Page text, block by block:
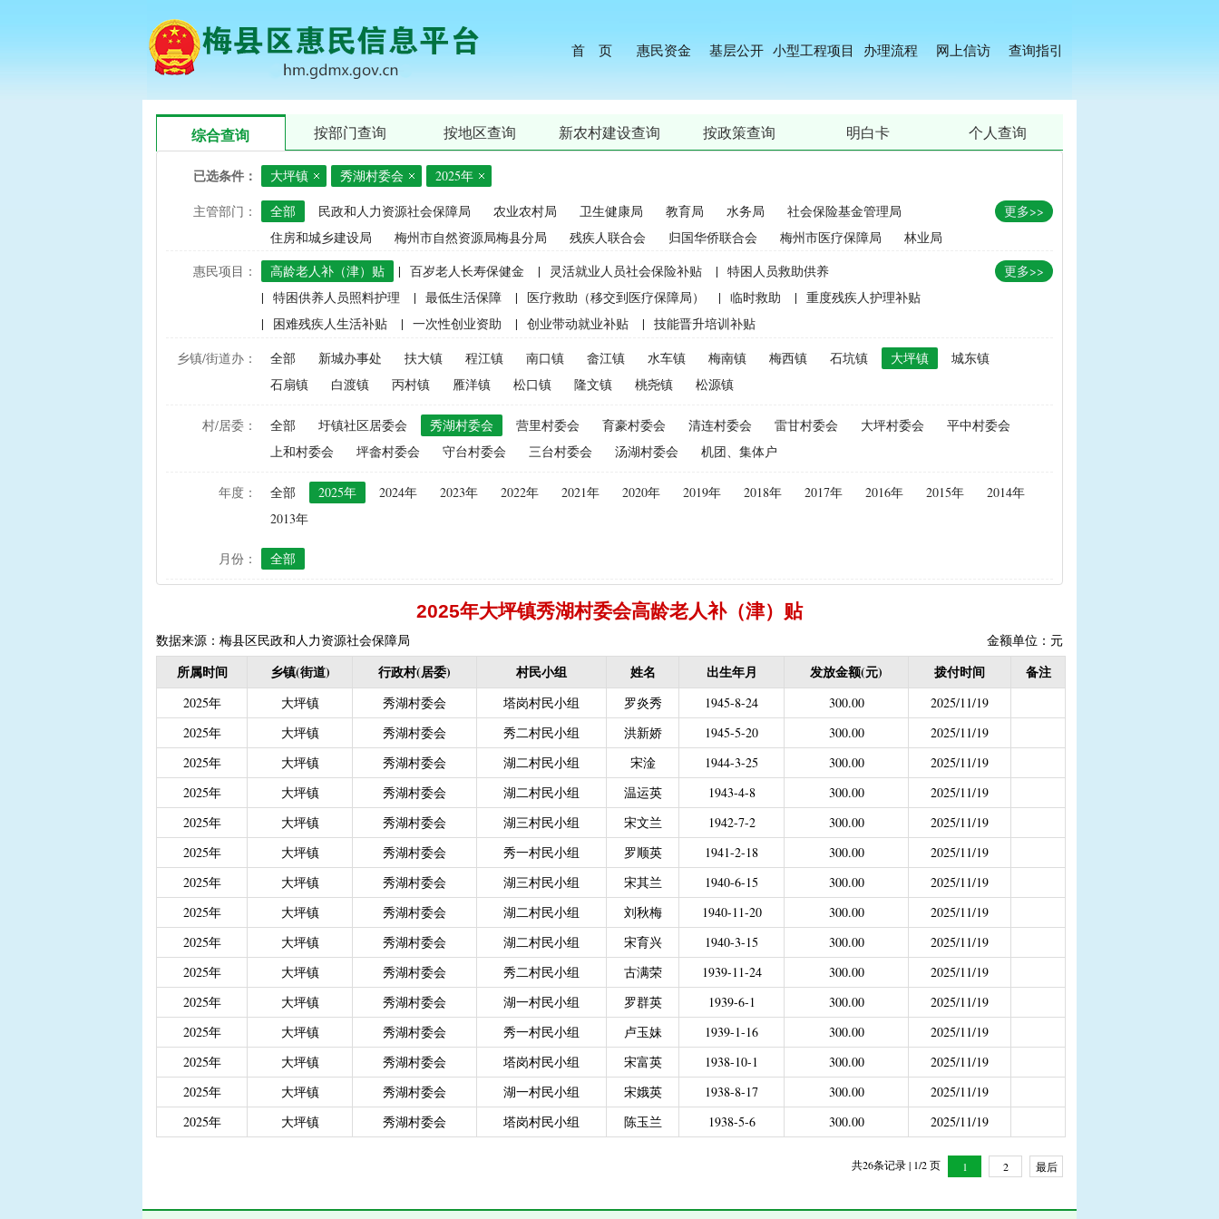
首 页 惠民资金 基层公开 小型工程项目 办理流程 网上信访 查询指引
综合查询 按部门查询 按地区查询 新农村建设查询 按政策查询 明白卡 个人查询
已选条件： 大坪镇 秀湖村委会 2025年
主管部门： 全部 民政和人力资源社会保障局 农业农村局 卫生健康局 教育局 水务局
社会保险基金管理局
住房和城乡建设局
梅州市自然资源局梅县分局 残疾人联合会 归国华侨联合会 梅州市医疗保障局 林业局
更多>>
惠民项目： 高龄老人补（津）贴 | 百岁老人长寿保健金 | 灵活就业人员社会保险补贴 | 特困人员救助供养
| 特困供养人员照料护理 | 最低生活保障 | 医疗救助（移交到医疗保障局） | 临时救助 | 重度残疾人护理补贴
|
困难残疾人生活补贴 | 一次性创业资助 | 创业带动就业补贴 | 技能晋升培训补贴
建档立卡家庭经济困难学生精准资助（2021年秋季学期起不再实施） | 中等职业学校国家助学金 | 畜牧品种改良经费
中央财政水稻、玉米、小麦良种补贴（2015年更改为“耕地地力保护补贴”） | 屠宰环节病害猪无害化处理补助
农资综合直补及种粮直补（2015年更改为“耕地地力保护补贴”） | 优质后备母奶牛饲养补贴 | 政策性能繁母猪保险费补贴
禁渔渔民生产生活补助 | 建档立卡贫困户 | 政策性家禽、生猪养殖保险保费补贴 | 农机购置补贴
“两不具备”贫困村庄搬迁（已结束）
省定贫困村创建社会主义新农村示范村建设项目计划表
计划生育手术并发症人员特别扶助
| 计划生育家庭特别扶助（2013年至2020年按季度公开） | 农村计划生育节育奖励（农村纯生二女结扎户奖励）
城镇独生子女父母计划生育奖励 | 农村计划生育节育奖励（农村纯生二女结扎户奖励（2013年至2020年按季度公开））
| 义务教育阶段家庭经济困难学生生活费补助
普通高中建档立卡和非建档立卡免学杂费补助
建档立卡学生免学费补助（2019至2021年，已结束）
| 高中残疾学生免学杂费补助（合并到“普通高中建档立卡和非建档立卡免学杂费补助”） | 中等职业学校学生免学费补助
| 学前教育资助 | 建档立卡学生生活费（2016年至2021年，已结束） | 大中型水库移民后期扶持资金
| 城乡居民保险养老金 | 农村危房改造 | 基本农田保护经济补偿 | 残疾人自主创业就业
重度残疾人护理补贴（2013年至2016年，已移至民政局）
重度残疾人医疗保险
南粤扶残助学工程（高等教育阶段残疾学生补贴） | 低保残疾人生活津贴（2013年至2016年，已移至民政局）
重度残疾人、精神和智力残疾人缴纳城乡居民基本养老保险费 | 广东省贫困归侨扶贫救助专项补助
城乡居民医保大病保险 | 城乡居民医保零星报销 |
困难群众医疗救助
城乡居民医保大病保险（2021年4月之前社保局公开的数据） | 城乡居民医保零星报销（2021年4月之前社保局公开的数据）
| 省级生态公益林效益补偿专项资金
更多>>
乡镇/街道办： 全部 新城办事处 扶大镇 程江镇 南口镇 畲江镇 水车镇 梅南镇 梅西镇 石坑镇 大坪镇
城东镇
石扇镇
白渡镇 丙村镇 雁洋镇 松口镇 隆文镇 桃尧镇 松源镇
村/居委： 全部 圩镇社区居委会 秀湖村委会 营里村委会 育豪村委会 清连村委会 雷甘村委会 大坪村委会
平中村委会
上和村委会
坪畲村委会 守台村委会 三台村委会 汤湖村委会 机团、集体户
年度： 全部 2025年 2024年 2023年 2022年 2021年 2020年 2019年 2018年 2017年 2016年 2015年
2014年
2013年
月份： 全部
2025年大坪镇秀湖村委会高龄老人补（津）贴
数据来源：梅县区民政和人力资源社会保障局 金额单位：元
所属时间 乡镇(街道) 行政村(居委) 村民小组 姓名 出生年月 发放金额(元) 拨付时间 备注
2025年 大坪镇 秀湖村委会 塔岗村民小组 罗炎秀 1945-8-24 300.00
2025/11/19
2025年
大坪镇 秀湖村委会 秀二村民小组 洪新娇 1945-5-20 300.00
2025/11/19
2025年
大坪镇 秀湖村委会 湖二村民小组 宋淦 1944-3-25 300.00
2025/11/19
2025年
大坪镇 秀湖村委会 湖二村民小组 温运英 1943-4-8 300.00
2025/11/19
2025年
大坪镇 秀湖村委会 湖三村民小组 宋文兰 1942-7-2 300.00
2025/11/19
2025年
大坪镇 秀湖村委会 秀一村民小组 罗顺英 1941-2-18 300.00
2025/11/19
2025年
大坪镇 秀湖村委会 湖三村民小组 宋其兰 1940-6-15 300.00
2025/11/19
2025年
大坪镇 秀湖村委会 湖二村民小组 刘秋梅 1940-11-20 300.00
2025/11/19
2025年
大坪镇 秀湖村委会 湖二村民小组 宋育兴 1940-3-15 300.00
2025/11/19
2025年
大坪镇 秀湖村委会 秀二村民小组 古满荣 1939-11-24 300.00
2025/11/19
2025年
大坪镇 秀湖村委会 湖一村民小组 罗群英 1939-6-1 300.00
2025/11/19
2025年
大坪镇 秀湖村委会 秀一村民小组 卢玉妹 1939-1-16 300.00
2025/11/19
2025年
大坪镇 秀湖村委会 塔岗村民小组 宋富英 1938-10-1 300.00
2025/11/19
2025年
大坪镇 秀湖村委会 湖一村民小组 宋娥英 1938-8-17 300.00
2025/11/19
2025年
大坪镇 秀湖村委会 塔岗村民小组 陈玉兰 1938-5-6 300.00 2025/11/19
共26条记录 | 1/2 页 1 2
最后